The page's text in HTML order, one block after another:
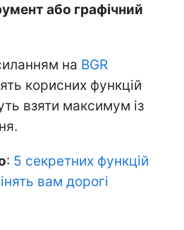
або графічний
на BGR
корисних функцій
взяти максимум із
: 5 секретних функцій
вам дорогі